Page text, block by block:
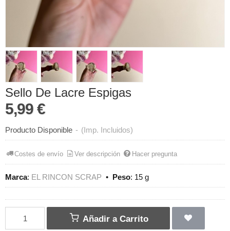
Sello De Lacre Espigas
5,99 €
Producto Disponible - (Imp. Incluidos)
Costes de envío Ver descripción Hacer pregunta
Marca: EL RINCON SCRAP • Peso: 15 g
Añadir a Carrito